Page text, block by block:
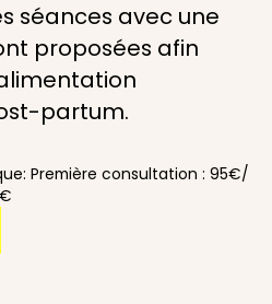
séances avec une
proposées afin
partum.
Première consultation : 95€/